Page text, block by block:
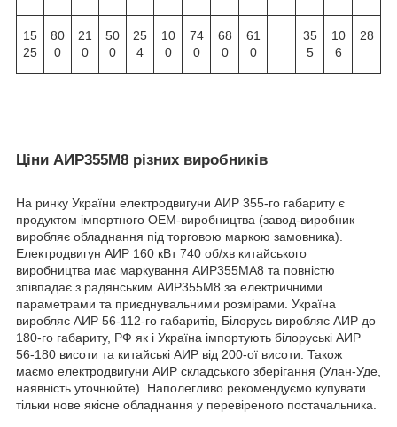
15
25
80
0
21
0
50
0
25
4
10
0
74
0
68
0
61
0
35
5
10
6
28
Ціни АИР355M8 різних виробників
На ринку України електродвигуни АИР 355-го габариту є
продуктом імпортного ОЕМ-виробництва (завод-виробник
виробляє обладнання під торговою маркою замовника).
Електродвигун АИР 160 кВт 740 об/хв китайського
виробництва має маркування АИР355MA8 та повністю
зпівпадає з радянським АИР355M8 за електричними
параметрами та приєднувальними розмірами. Україна
виробляє АИР 56-112-го габаритів, Білорусь виробляє АИР до
180-го габариту, РФ як і Україна імпортують білоруські АИР
56-180 висоти та китайські АИР від 200-ої висоти. Також
маємо електродвигуни АИР складського зберігання (Улан-Уде,
наявність уточнюйте). Наполегливо рекомендуємо купувати
тільки нове якісне обладнання у перевіреного постачальника.